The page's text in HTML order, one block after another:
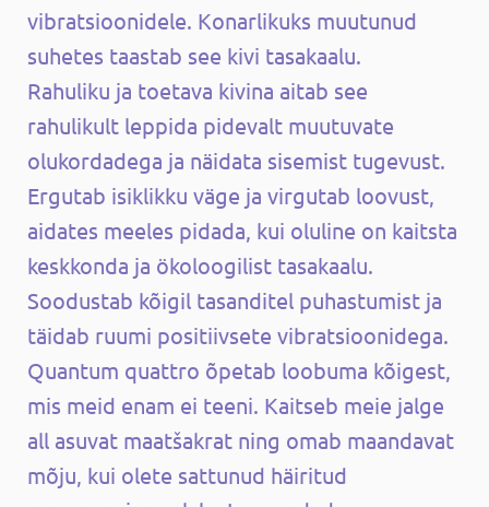
vibratsioonidele. Konarlikuks muutunud
suhetes taastab see kivi tasakaalu.
Rahuliku ja toetava kivina aitab see
rahulikult leppida pidevalt muutuvate
olukordadega ja näidata sisemist tugevust.
Ergutab isiklikku väge ja virgutab loovust,
aidates meeles pidada, kui oluline on kaitsta
keskkonda ja ökoloogilist tasakaalu.
Soodustab kõigil tasanditel puhastumist ja
täidab ruumi positiivsete vibratsioonidega.
Quantum quattro õpetab loobuma kõigest,
mis meid enam ei teeni. Kaitseb meie jalge
all asuvat maatšakrat ning omab maandavat
mõju, kui olete sattunud häiritud